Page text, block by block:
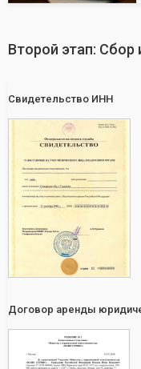
Второй этап:
Свидетельство ИНН
Договор аренды